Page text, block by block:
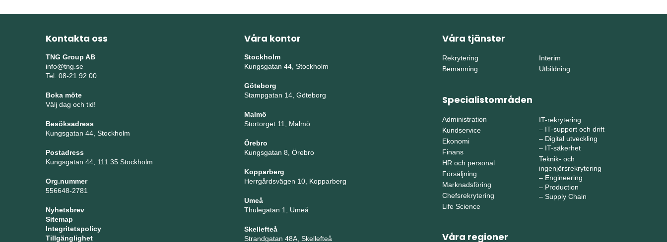
Kontakta oss
TNG Group AB
info@tng.se
Tel: 08-21 92 00
Boka möte
Välj dag och tid!
Besöksadress
Kungsgatan 44, Stockholm
Postadress
Kungsgatan 44, 111 35 Stockholm
Org.nummer
556648-2781
Nyhetsbrev
Sitemap
Integritetspolicy
Tillgänglighet
Våra kontor
Stockholm
Kungsgatan 44, Stockholm
Göteborg
Stampgatan 14, Göteborg
Malmö
Stortorget 11, Malmö
Örebro
Kungsgatan 8, Örebro
Kopparberg
Herrgårdsvägen 10, Kopparberg
Umeå
Thulegatan 1, Umeå
Skellefteå
Strandgatan 48A, Skellefteå
Våra tjänster
Rekrytering
Bemanning
Interim
Utbildning
Specialistområden
Administration
Kundservice
Ekonomi
Finans
HR och personal
Försäljning
Marknadsföring
Chefsrekrytering
Life Science
IT-rekrytering
– IT-support och drift
– Digital utveckling
– IT-säkerhet
Teknik- och
ingenjörsrekrytering
– Engineering
– Production
– Supply Chain
Våra regioner